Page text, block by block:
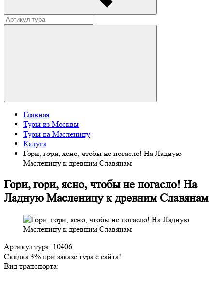
Главная
Туры из Москвы
Туры на Масленицу
Калуга
Гори, гори, ясно, чтобы не погасло! На Ладную
Масленицу к древним Славянам
Гори, гори, ясно, чтобы не погасло! На
Ладную Масленицу к древним Славянам
Артикул тура: 10406
Скидка 3% при заказе тура с сайта!
Вид транспорта: